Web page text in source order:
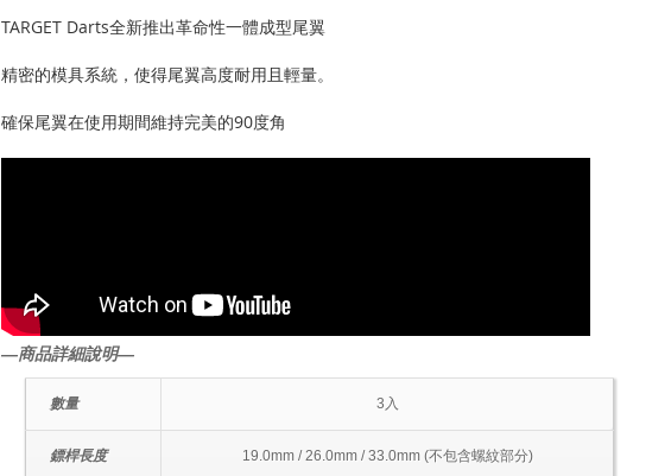
TARGET Darts全新推出革命性一體成型尾翼
精密的模具系統，使得尾翼高度耐用且輕量。
確保尾翼在使用期間維持完美的90度角
―商品詳細說明―
數量 3入
鏢桿長度 19.0mm / 26.0mm / 33.0mm (不包含螺紋部分)